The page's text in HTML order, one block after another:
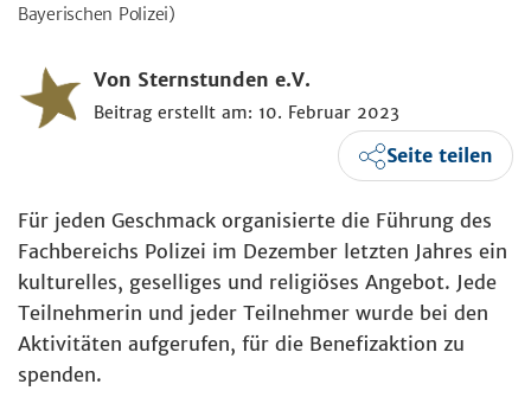
Bayerischen Polizei)
Von Sternstunden e.V.
Beitrag erstellt am: 10. Februar 2023
Seite teilen
Für jeden Geschmack organisierte die Führung des
Fachbereichs Polizei im Dezember letzten Jahres ein
kulturelles, geselliges und religiöses Angebot. Jede
Teilnehmerin und jeder Teilnehmer wurde bei den
Aktivitäten aufgerufen, für die Benefizaktion zu
spenden.